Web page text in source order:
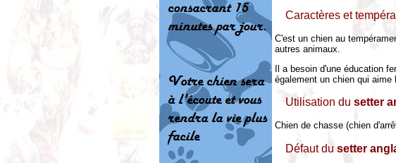
Caractères et
C'est un chien au
autres animaux.
Il a besoin d'une éducation
également un chien qui aime
Utilisation du setter
Chien de chasse (chien
Défaut du setter